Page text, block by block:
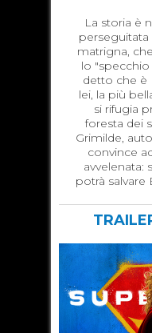
La storia è
perseguitata
matrigna,
lo
detto che è
lei, la più
si rifugia
foresta dei
Grimilde,
convince
avvelenata:
potrà salvare